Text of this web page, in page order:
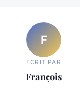
F
ECRIT PAR
François